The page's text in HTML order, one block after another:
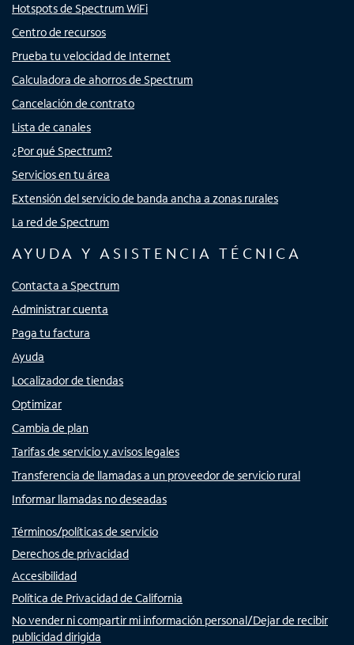
Hotspots de Spectrum WiFi
Centro de recursos
Prueba tu velocidad de Internet
Calculadora de ahorros de Spectrum
Cancelación de contrato
Lista de canales
¿Por qué Spectrum?
Servicios en tu área
Extensión del servicio de banda ancha a zonas rurales
La red de Spectrum
AYUDA Y ASISTENCIA TÉCNICA
Contacta a Spectrum
Administrar cuenta
Paga tu factura
Ayuda
Localizador de tiendas
Optimizar
Cambia de plan
Tarifas de servicio y avisos legales
Transferencia de llamadas a un proveedor de servicio rural
Informar llamadas no deseadas
Términos/políticas de servicio
Derechos de privacidad
Accesibilidad
Política de Privacidad de California
No vender ni compartir mi información personal/Dejar de recibir
publicidad dirigida